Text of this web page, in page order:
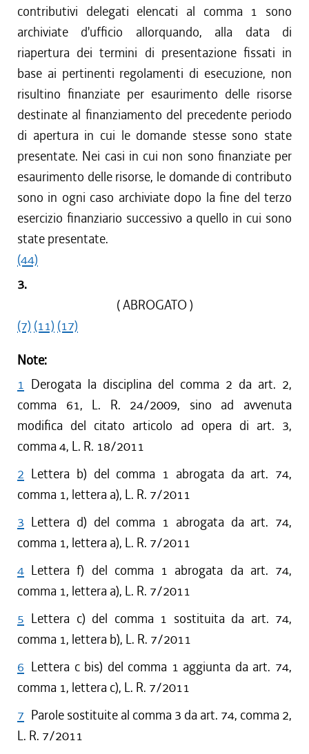
contributivi delegati elencati al comma 1 sono
archiviate d'ufficio allorquando, alla data di
riapertura dei termini di presentazione fissati in
base ai pertinenti regolamenti di esecuzione, non
risultino finanziate per esaurimento delle risorse
destinate al finanziamento del precedente periodo
di apertura in cui le domande stesse sono state
presentate. Nei casi in cui non sono finanziate per
esaurimento delle risorse, le domande di contributo
sono in ogni caso archiviate dopo la fine del terzo
esercizio finanziario successivo a quello in cui sono
state presentate.
(44)
3.
( ABROGATO )
(7) (11) (17)
Note:
1 Derogata la disciplina del comma 2 da art. 2,
comma 61, L. R. 24/2009, sino ad avvenuta
modifica del citato articolo ad opera di art. 3,
comma 4, L. R. 18/2011
2 Lettera b) del comma 1 abrogata da art. 74,
comma 1, lettera a), L. R. 7/2011
3 Lettera d) del comma 1 abrogata da art. 74,
comma 1, lettera a), L. R. 7/2011
4 Lettera f) del comma 1 abrogata da art. 74,
comma 1, lettera a), L. R. 7/2011
5 Lettera c) del comma 1 sostituita da art. 74,
comma 1, lettera b), L. R. 7/2011
6 Lettera c bis) del comma 1 aggiunta da art. 74,
comma 1, lettera c), L. R. 7/2011
7 Parole sostituite al comma 3 da art. 74, comma 2,
L. R. 7/2011